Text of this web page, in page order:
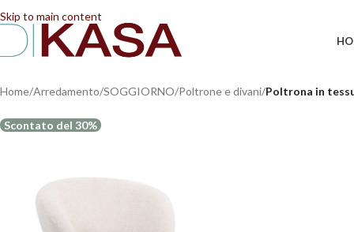
Skip to main content
Home/Arredamento/SOGGIORNO/Poltrone e divani/Poltrona in
Scontato del 30%